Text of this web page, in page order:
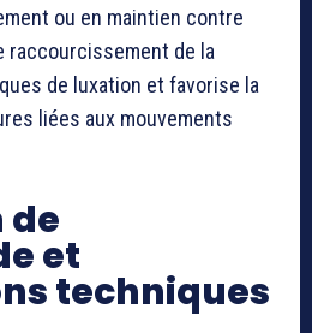
ou en maintien contre
raccourcissement de la
de luxation et favorise la
liées aux mouvements
de
et
techniques